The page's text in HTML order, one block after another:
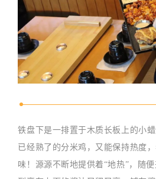
铁盘下是一排置于木质长板上的小
已经熟了的分米鸡，又能保持热度
味！源源不断地提供着“地热”，随